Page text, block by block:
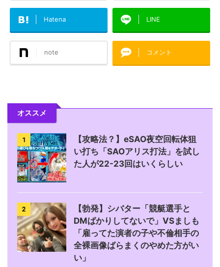
Hatena LINE
note コメント
オススメ
1
【攻略法？】eSAO夜空回転体狙
い打ち「SAOアリス打法」を試し
た人が22-23回はいくらしい
2
【勃発】シバター「競艇選手と
DMばかりしてないで」VSましも
「雇ってた演者の子や不倫相手の
全裸画像ばらまくのやめた方がい
い」